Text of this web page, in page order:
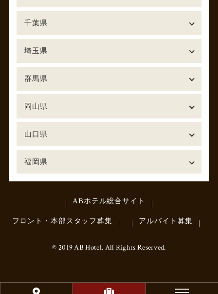
千葉県
埼玉県
群馬県
岡山県
山口県
福岡県
ABホテル総合サイト
フロント・本部スタッフ募集 アルバイト募集
© 2019 AB Hotel. All Rights Reserved.